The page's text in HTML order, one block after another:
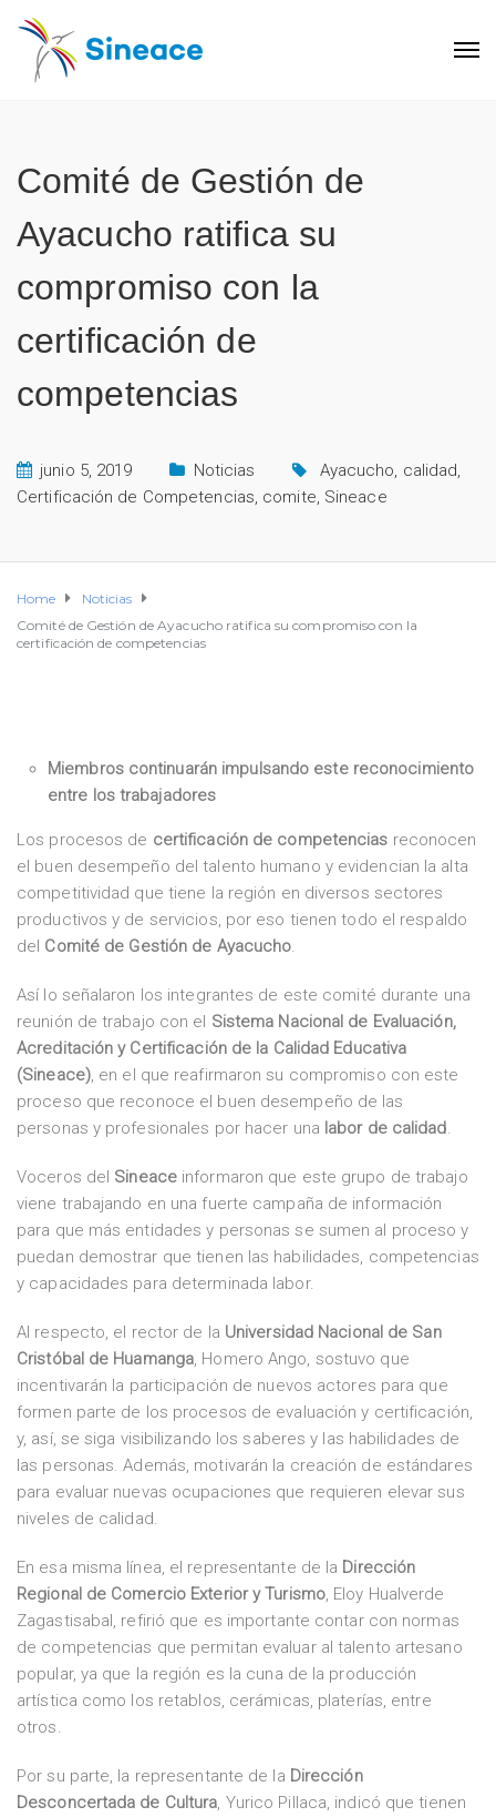
Comité de Gestión de
Ayacucho ratifica su
compromiso con la
certificación de
competencias
junio 5, 2019 Noticias Ayacucho, calidad,
Certificación de Competencias, comite, Sineace
Home
Noticias
Comité de Gestión de Ayacucho ratifica su compromiso con la
certificación de competencias
Miembros continuarán impulsando este reconocimiento
entre los trabajadores
Los procesos de certificación de competencias reconocen
el buen desempeño del talento humano y evidencian la alta
competitividad que tiene la región en diversos sectores
productivos y de servicios, por eso tienen todo el respaldo
del Comité de Gestión de Ayacucho.
Así lo señalaron los integrantes de este comité durante una
reunión de trabajo con el Sistema Nacional de Evaluación,
Acreditación y Certificación de la Calidad Educativa
(Sineace), en el que reafirmaron su compromiso con este
proceso que reconoce el buen desempeño de las
personas y profesionales por hacer una labor de calidad.
Voceros del Sineaceinformaron que este grupo de trabajo
viene trabajando en una fuerte campaña de información
para que más entidades y personas se sumen al proceso y
puedan demostrar que tienen las habilidades, competencias
y capacidades para determinada labor.
Al respecto, el rector de la Universidad Nacional de San
Cristóbal de Huamanga, Homero Ango, sostuvo que
incentivarán la participación de nuevos actores para que
formen parte de los procesos de evaluación y certificación,
y, así, se siga visibilizando los saberes y las habilidades de
las personas. Además, motivarán la creación de estándares
para evaluar nuevas ocupaciones que requieren elevar sus
niveles de calidad.
En esa misma línea, el representante de la Dirección
Regional de Comercio Exterior y Turismo, Eloy Hualverde
Zagastisabal, refirió que es importante contar con normas
de competencias que permitan evaluar al talento artesano
popular, ya que la región es la cuna de la producción
artística como los retablos, cerámicas, platerías, entre
otros.
Por su parte, la representante de la Dirección
Desconcertada de Cultura, Yurico Pillaca, indicó que tienen